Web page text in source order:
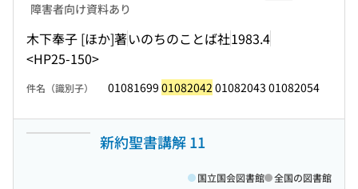
障害者向け資料あり
木下奉子 [ほか]著いのちのことば社1983.4
<HP25-150>
件名（識別子） 01081699 01082042 01082043 01082054
新約聖書講解 11
国立国会図書館 全国の図書館